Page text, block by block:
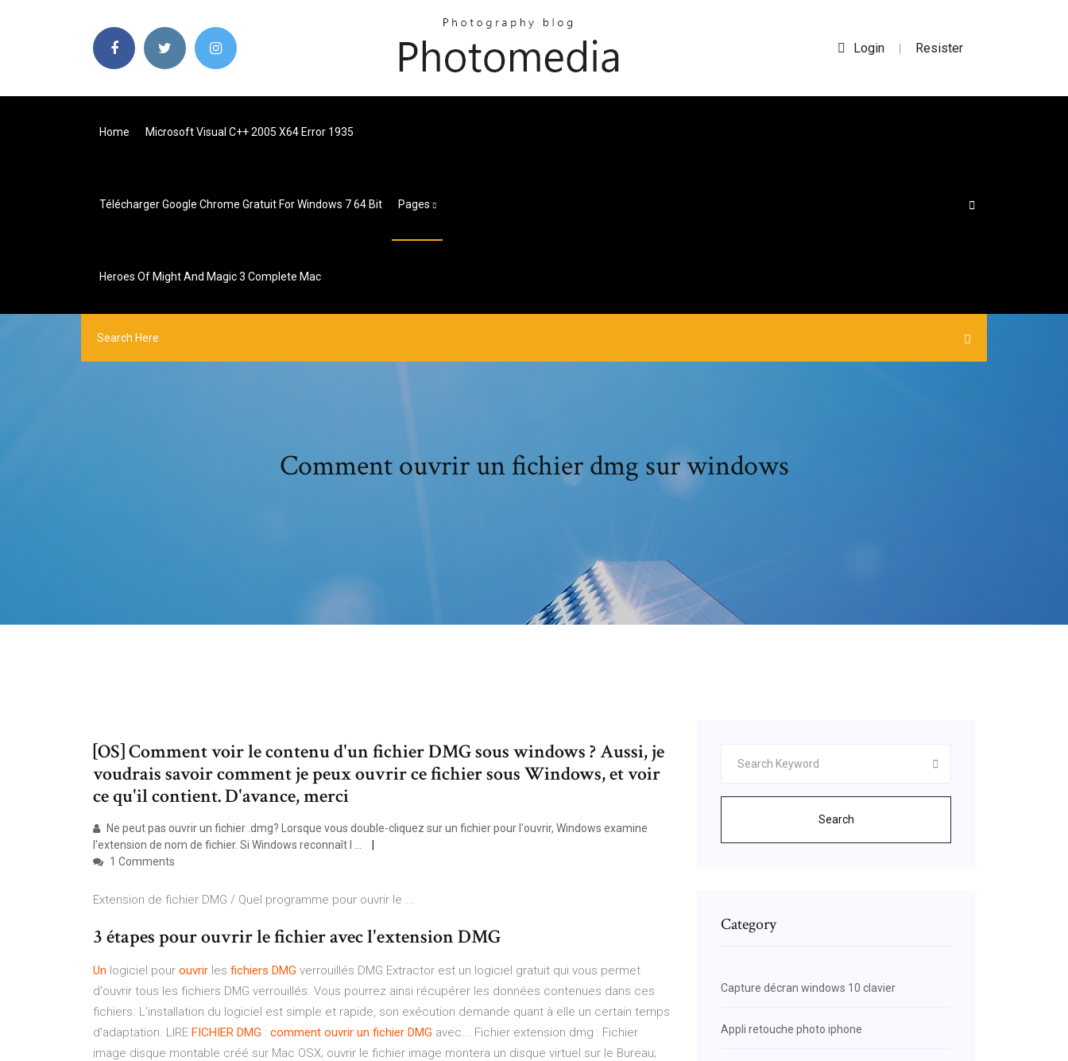
Login | Resister
Home Microsoft Visual C++ 2005 X64 Error 1935
Télécharger Google Chrome Gratuit For Windows 7 64 Bit Pages
Heroes Of Might And Magic 3 Complete Mac
Comment ouvrir un fichier dmg sur windows
[OS] Comment voir le contenu d'un fichier DMG sous windows ? Aussi, je
voudrais savoir comment je peux ouvrir ce fichier sous Windows, et voir
ce qu'il contient. D'avance, merci
Ne peut pas ouvrir un fichier .dmg? Lorsque vous double-cliquez sur un fichier pour l'ouvrir, Windows examine
l'extension de nom de fichier. Si Windows reconnaît l ...
1 Comments
Extension de fichier DMG / Quel programme pour ouvrir le ...
3 étapes pour ouvrir le fichier avec l'extension DMG
Un logiciel pour ouvrir les fichiers DMG verrouillés DMG Extractor est un logiciel gratuit qui vous permet
d'ouvrir tous les fichiers DMG verrouillés. Vous pourrez ainsi récupérer les données contenues dans ces
fichiers. L'installation du logiciel est simple et rapide, son exécution demande quant à elle un certain temps
d'adaptation. LIRE FICHIER DMG : comment ouvrir un fichier DMG avec... Fichier extension dmg : Fichier
image disque montable créé sur Mac OSX; ouvrir le fichier image montera un disque virtuel sur le Bureau;
Search
Category
Capture décran windows 10 clavier
Appli retouche photo iphone